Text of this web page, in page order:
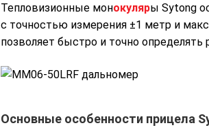
дальномер)
Тепловизионные монокуляры Sytong
с точностью измерения ±1 метр и
позволяет быстро и точно
Основные особенности прицела